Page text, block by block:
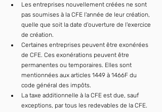
Les entreprises nouvellement créées ne sont
pas soumises à la CFE l'année de leur création,
quelle que soit la date d'ouverture de l'exercice
de création.
Certaines entreprises peuvent être exonérées
de CFE. Ces exonérations peuvent être
permanentes ou temporaires. Elles sont
mentionnées aux articles 1449 à 1466F du
code général des impôts.
La taxe additionnelle à la CFE est due, sauf
exceptions, par tous les redevables de la CFE.